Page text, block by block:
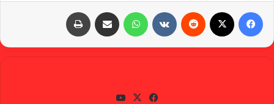
واتساب
في
X